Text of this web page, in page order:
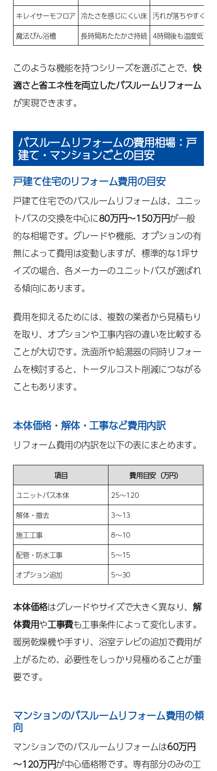
キレイサーモフロア 冷たさを感じにくい床 汚れが落ちやすく、
魔法びん浴槽
長時間あたたかさ持続 4時間後も温度低下
このような機能を持つシリーズを選ぶことで、 快
適さと省エネ性を両立したバスルームリフォーム
が実現できます。
バスルームリフォームの費用相場：戸
建て・マンションごとの目安
戸建て住宅のリフォーム費用の目安
戸建て住宅でのバスルームリフォームは、ユニッ
トバスの交換を中心に80万円～150万円が一般
的な相場です。グレードや機能、オプションの有
無によって費用は変動しますが、標準的な1坪サ
イズの場合、各メーカーのユニットバスが選ばれ
る傾向にあります。
費用を抑えるためには、複数の業者から見積もり
を取り、オプションや工事内容の違いを比較する
ことが大切です。洗面所や給湯器の同時リフォー
ムを検討すると、トータルコスト削減につながる
こともあります。
本体価格・解体・工事など費用内訳
リフォーム費用の内訳を以下の表にまとめます。
項目
費用目安（万円）
ユニットバス本体
25～120
解体・撤去
3～13
施工工事
8～10
配管・防水工事
5～15
オプション追加
5～30
本体価格はグレードやサイズで大きく異なり、 解
体費用や工事費も工事条件によって変化します。
暖房乾燥機や手すり、浴室テレビの追加で費用が
上がるため、必要性をしっかり見極めることが重
要です。
マンションのバスルームリフォーム費用の傾
向
マンションでのバスルームリフォームは60万円
～120万円が中心価格帯です。専有部分のみの工